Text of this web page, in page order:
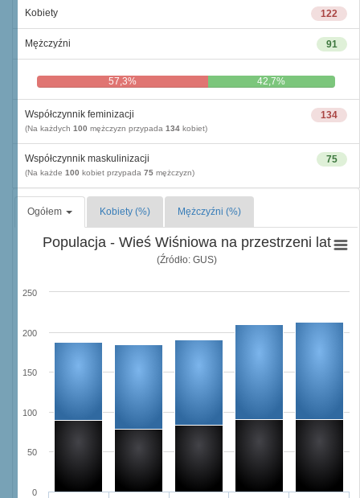
122
Kobiety
91
Mężczyźni
57,3% 42,7%
134
Współczynnik feminizacji
(Na każdych 100 mężczyzn przypada 134 kobiet)
75
Współczynnik maskulinizacji
(Na każde 100 kobiet przypada 75 mężczyzn)
Ogółem Kobiety (%) Mężczyźni (%)
Populacja - Wieś Wiśniowa na przestrzeni lat
(Źródło: GUS)
0
50
100
150
200
250